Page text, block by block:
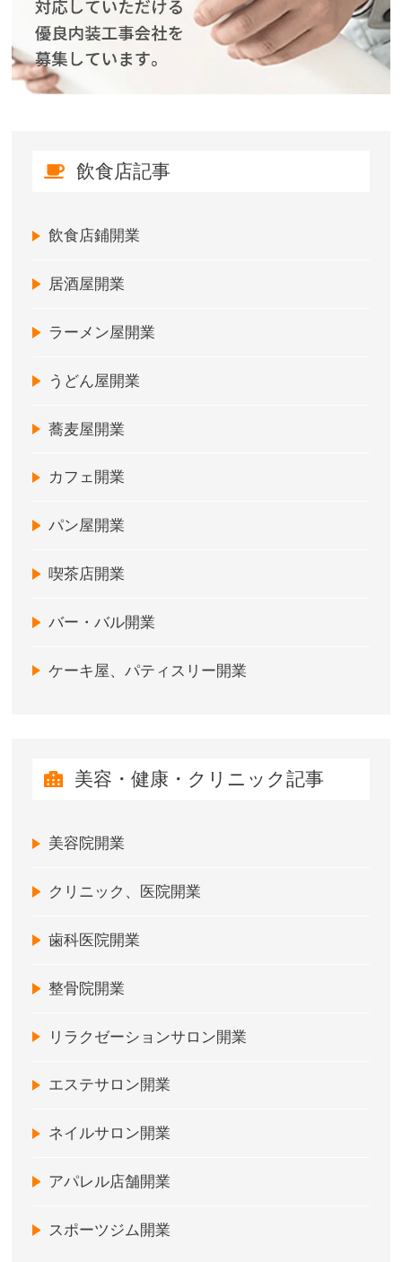
飲食店記事
飲食店鋪開業
居酒屋開業
ラーメン屋開業
うどん屋開業
蕎麦屋開業
カフェ開業
パン屋開業
喫茶店開業
バー・バル開業
ケーキ屋、パティスリー開業
美容・健康・クリニック記事
美容院開業
クリニック、医院開業
歯科医院開業
整骨院開業
リラクゼーションサロン開業
エステサロン開業
ネイルサロン開業
アパレル店舗開業
スポーツジム開業